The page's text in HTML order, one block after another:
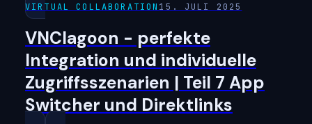
VIRTUAL COLLABORATION 15. JULI 2025
VNClagoon - perfekte
Integration und individuelle
Zugriffsszenarien | Teil 7 App
Switcher und Direktlinks